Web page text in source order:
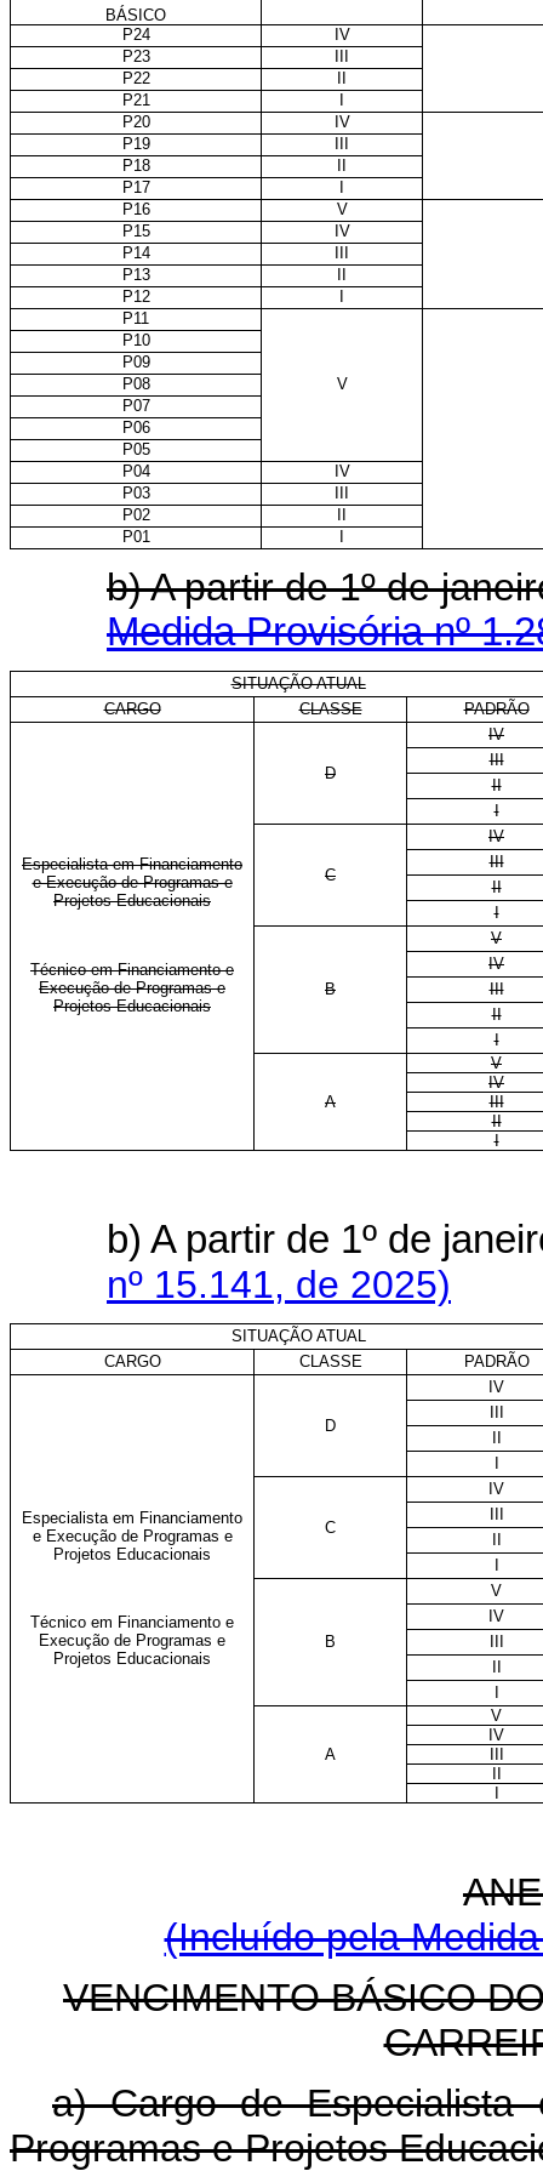
BÁSICO
P24
IV
P23
P22
P21
P20
IV
P19
P18
P17
P16
V
P15
IV
P14
P13
P12
P11
P10
P09
P08
V
P07
P06
P05
P04
IV
P03
P02
P01
b) A partir de 1º de
Medida Provisória nº
SITUAÇÃO ATUAL
CARGO
CLASSE PADRÃO
Especialista em Financiamento
e Execução de Programas e
Projetos Educacionais
Técnico em Financiamento e
Execução de Programas e
Projetos Educacionais
D
IV
III
II
I
C
IV
III
II
I
B
V
IV
III
II
I
A
V
IV
III
II
I
b) A partir de 1º de
nº 15.141, de 2025)
SITUAÇÃO ATUAL
CARGO
CLASSE PADRÃO
Especialista em Financiamento
e Execução de Programas e
Projetos Educacionais
Técnico em Financiamento e
Execução de Programas e
Projetos Educacionais
D
IV
C
IV
B
V
IV
A
V
IV
(Incluído pela
VENCIMENTO BÁSICO
a) Cargo de Especialista
Programas e Projetos